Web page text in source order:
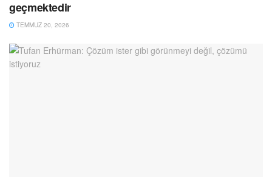
geçmektedir
TEMMUZ 20, 2026